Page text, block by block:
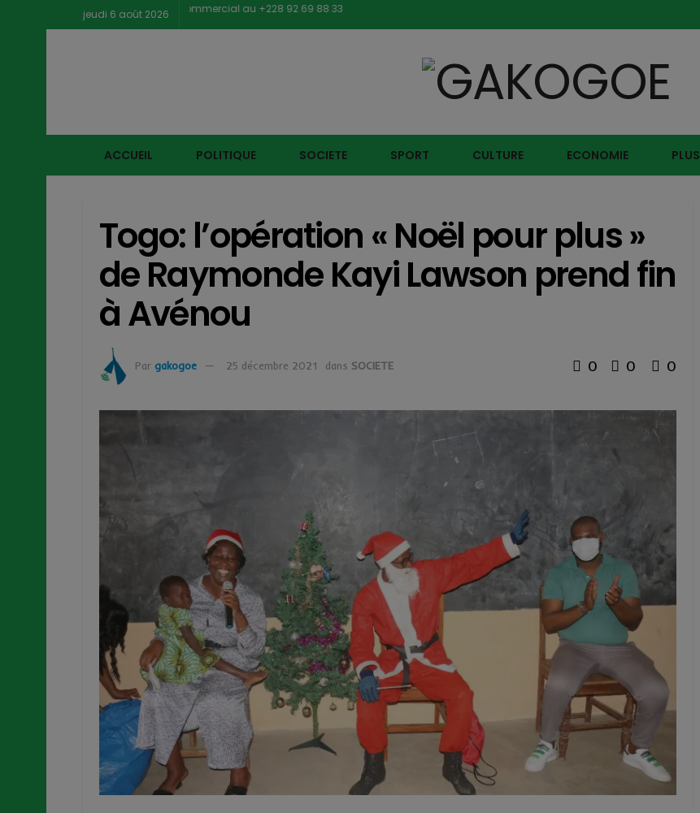
jeudi 6 août 2026
notre service commercial au +228 92 69 88 33
ACCUEIL POLITIQUE SOCIETE SPORT CULTURE ECONOMIE PLUS
Togo: l’opération « Noël pour plus »
de Raymonde Kayi Lawson prend fin
à Avénou
Par gakogoe 25 décembre 2021 dans SOCIETE 0 0 0